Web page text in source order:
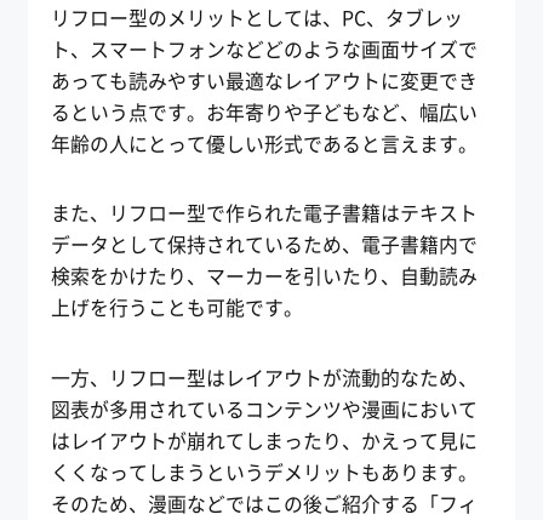
リフロー型のメリットとしては、PC、タブレッ
ト、スマートフォンなどどのような画面サイズで
あっても読みやすい最適なレイアウトに変更でき
るという点です。お年寄りや子どもなど、幅広い
年齢の人にとって優しい形式であると言えます。
また、リフロー型で作られた電子書籍はテキスト
データとして保持されているため、電子書籍内で
検索をかけたり、マーカーを引いたり、自動読み
上げを行うことも可能です。
一方、リフロー型はレイアウトが流動的なため、
図表が多用されているコンテンツや漫画において
はレイアウトが崩れてしまったり、かえって見に
くくなってしまうというデメリットもあります。
そのため、漫画などではこの後ご紹介する「フィ